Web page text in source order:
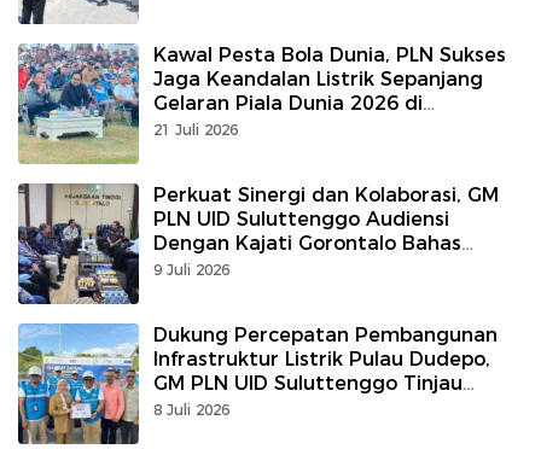
Kawal Pesta Bola Dunia, PLN Sukses
Jaga Keandalan Listrik Sepanjang
Gelaran Piala Dunia 2026 di
Gorontalo
21 Juli 2026
Perkuat Sinergi dan Kolaborasi, GM
PLN UID Suluttenggo Audiensi
Dengan Kajati Gorontalo Bahas
Program Strategis Kelistrikan
9 Juli 2026
Dukung Percepatan Pembangunan
Infrastruktur Listrik Pulau Dudepo,
GM PLN UID Suluttenggo Tinjau
Langsung Pemasangan Kabel Listrik
8 Juli 2026